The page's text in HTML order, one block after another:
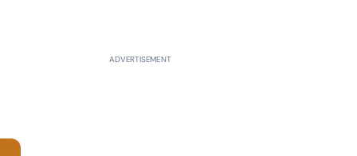
ADVERTISEMENT